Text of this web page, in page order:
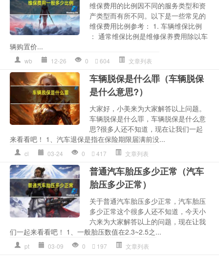
维保费用的比例因不同的服务类型和资
产类型而有所不同。以下是一些常见的
维保费用比例参考： 1. 车辆维保比例
： 通常维保比例是维修保养费用除以车
辆购置价...
wb 12-26 0 604 文章列表
车辆脱保是什么罪（车辆脱保
是什么意思?）
大家好，小美来为大家解答以上问题。
车辆脱保是什么罪，车辆脱保是什么意
思?很多人还不知道，现在让我们一起
来看看吧！ 1、汽车退保是指在保险期限届满前没...
cl 03-24 0 417 文章列表
普通汽车胎压多少正常（汽车
胎压多少正常）
关于普通汽车胎压多少正常，汽车胎压
多少正常这个很多人还不知道，今天小
六来为大家解答以上的问题，现在让我
们一起来看看吧！ 1、一般胎压数值在2.3~2.5之...
pt 03-09 0 197 文章列表